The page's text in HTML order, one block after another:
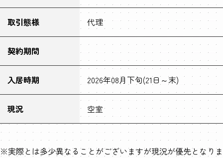
取引態様 代理
契約期間
入居時期 2026年08月下旬(21日～末)
現況 空室
※実際とは多少異なることがございますが現況が優先となり